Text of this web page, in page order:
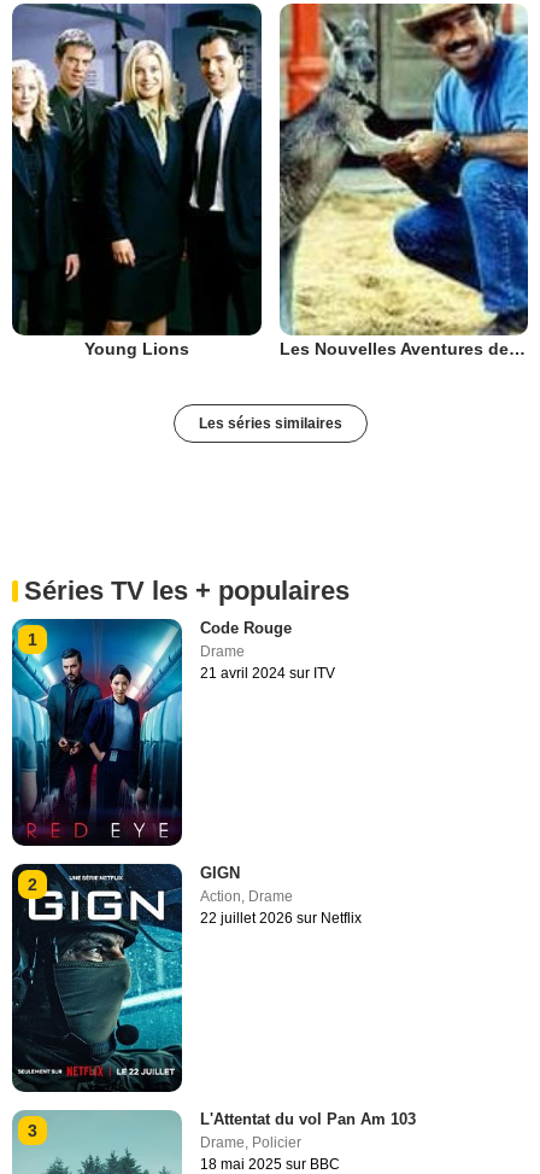
Young Lions Les Nouvelles Aventures de Skippy
Les séries similaires
Séries TV les + populaires
1
Code Rouge
Drame
21 avril 2024 sur ITV
2
GIGN
Action, Drame
22 juillet 2026 sur Netflix
3
L'Attentat du vol Pan Am 103
Drame Policier
18 mai 2025 sur BBC